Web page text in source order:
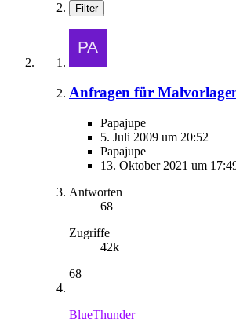
Filter
Anfragen für
Papajupe
5. Juli 2009 um 20:52
Papajupe
13. Oktober 2021 um
Antworten
68
Zugriffe
42k
68
BlueThunder